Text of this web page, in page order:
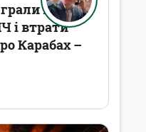
в
і втрати
Карабах –